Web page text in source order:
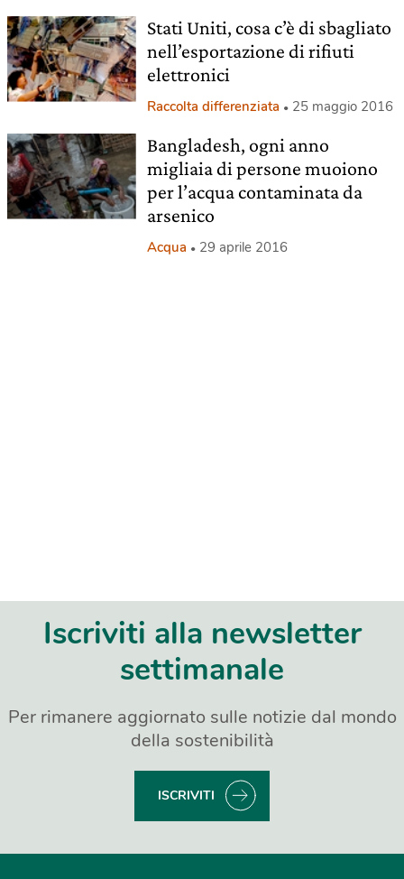
Stati Uniti, cosa c’è di sbagliato
nell’esportazione di rifiuti
elettronici
Raccolta differenziata 25 maggio 2016
Bangladesh, ogni anno
migliaia di persone muoiono
per l’acqua contaminata da
arsenico
Acqua 29 aprile 2016
Iscriviti alla newsletter
settimanale
Per rimanere aggiornato sulle notizie dal mondo
della sostenibilità
ISCRIVITI